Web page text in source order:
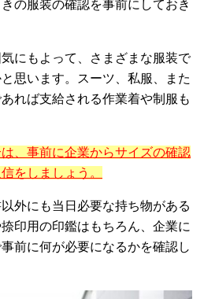
の服装の確認を事前にしておき
にもよって、さまざまな服装で
思います。スーツ、私服、また
れば支給される作業着や制服も
、事前に企業からサイズの確認
をしましょう。
外にも当日必要な持ち物がある
印用の印鑑はもちろん、企業に
前に何が必要になるかを確認し